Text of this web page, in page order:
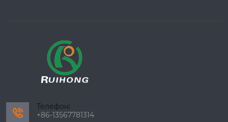

Телефон:
+86-13567781314